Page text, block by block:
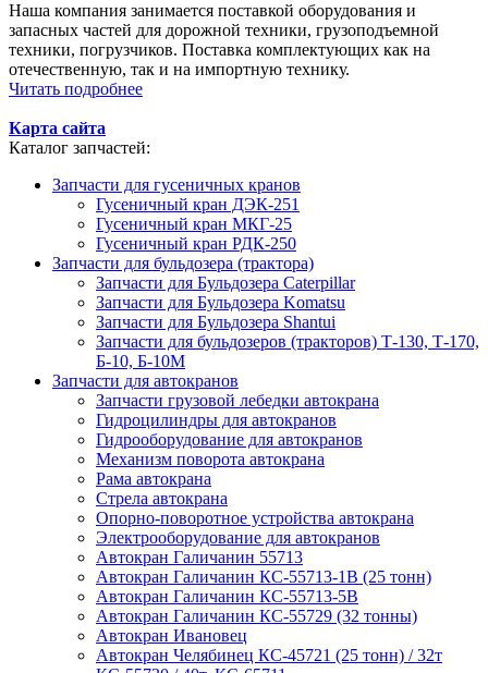
Наша компания занимается поставкой оборудования и
запасных частей для дорожной техники, грузоподъемной
техники, погрузчиков. Поставка комплектующих как на
отечественную, так и на импортную технику.
Читать подробнее
Карта сайта
Каталог запчастей:
Запчасти для гусеничных кранов
Гусеничный кран ДЭК-251
Гусеничный кран МКГ-25
Гусеничный кран РДК-250
Запчасти для бульдозера (трактора)
Запчасти для Бульдозера Caterpillar
Запчасти для Бульдозера Komatsu
Запчасти для Бульдозера Shantui
Запчасти для бульдозеров (тракторов) Т-130, Т-170,
Б-10, Б-10М
Запчасти для автокранов
Запчасти грузовой лебедки автокрана
Гидроцилиндры для автокранов
Гидрооборудование для автокранов
Механизм поворота автокрана
Рама автокрана
Стрела автокрана
Опорно-поворотное устройства автокрана
Электрооборудование для автокранов
Автокран Галичанин 55713
Автокран Галичанин КС-55713-1В (25 тонн)
Автокран Галичанин КС-55713-5В
Автокран Галичанин КС-55729 (32 тонны)
Автокран Ивановец
Автокран Челябинец КС-45721 (25 тонн) / 32т